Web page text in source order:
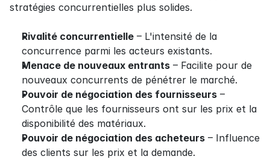
stratégies concurrentielles plus solides.
Rivalité concurrentielle – L'intensité de la
concurrence parmi les acteurs existants.
Menace de nouveaux entrants – Facilite pour de
nouveaux concurrents de pénétrer le marché.
Pouvoir de négociation des fournisseurs –
Contrôle que les fournisseurs ont sur les prix et la
disponibilité des matériaux.
Pouvoir de négociation des acheteurs – Influence
des clients sur les prix et la demande.